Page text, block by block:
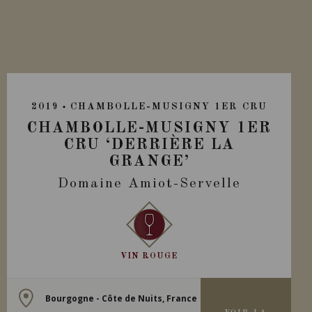
2019 CHAMBOLLE-MUSIGNY 1ER CRU
CHAMBOLLE-MUSIGNY 1ER
CRU ‘DERRIÈRE LA
GRANGE’
Domaine Amiot-Servelle
VIN ROUGE
Bourgogne - Côte de Nuits, France